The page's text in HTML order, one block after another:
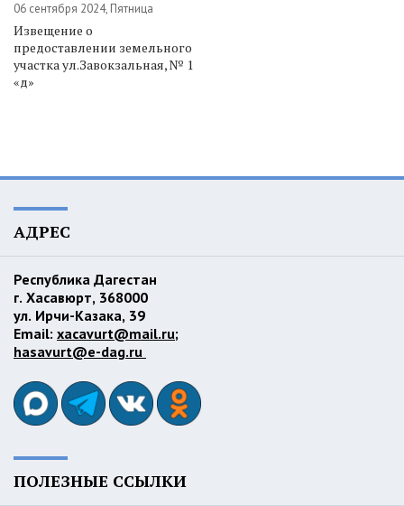
06 сентября 2024, Пятница
Извещение о
предоставлении земельного
участка ул.Завокзальная, № 1
«д»
АДРЕС
Республика Дагестан
г. Хасавюрт, 368000
ул. Ирчи-Казака, 39
Email: xacavurt@mail.ru;
hasavurt@e-dag.ru
ПОЛЕЗНЫЕ ССЫЛКИ